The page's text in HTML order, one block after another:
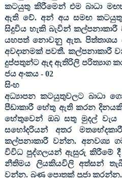
කටයුතු කිරීමෙන් එම බාධා
ඇති වේ. අන් අය සමඟ කටයුතු
සිදුවිය හැකි බැවින්
යහපත් නොවනුු ඇත. පිත්තාශය
අවදානමක් පවතී. කල්පනාකාරී
දුප්පතුන්ට ඇඳ ඇතිරිලි පරිත්‍යාග
ජය අංකය - 02
සිංහ
අධ්‍යාපන කටයුතුවලට බාධා
පීඩාකාරී හේතු ඇති කරන
හේතුවෙන් ඔබ සතු මුදල්
සහෝදරියන් අතර
කල්පනාකාරී වන්න. අනවශ්‍ය
විවිධ පුද්ගලයන් ඇසුරු කිරීමේ
නීතිමය ලියකියවිලි අත්සන්
වන්න. බණ පොතක් පූජා කරන්න